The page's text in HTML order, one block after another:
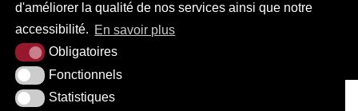
d'améliorer la qualité de nos services ainsi que notre
accessibilité. En savoir plus
Obligatoires
Fonctionnels
Statistiques
PLAN DU SITE MENTIONS LÉGALES ACCESSIBILITÉ